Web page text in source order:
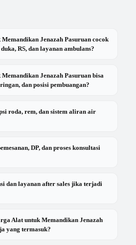
Jenazah Pasuruan cocok
RS, dan layanan ambulans?
Jenazah Pasuruan bisa
dan posisi pembuangan?
roda, rem, dan sistem aliran air
DP, dan proses konsultasi
dan layanan after sales jika terjadi
Alat untuk Memandikan Jenazah
yang termasuk?